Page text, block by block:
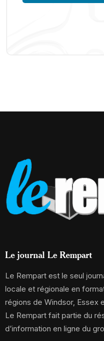
Le journal Le Rempart
Le Rempart est le seul
locale et régionale en
régions de Windsor, Essex
Le Rempart fait partie du
d’information en ligne du